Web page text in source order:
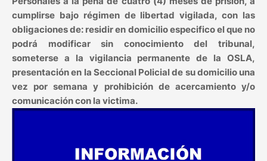
cumplirse bajo régimen de libertad vigilada, con las
obligaciones de: residir en domicilio especifico el que no
podrá modificar sin conocimiento del tribunal,
someterse a la vigilancia permanente de la OSLA,
presentación en la Seccional Policial de su domicilio una
vez por semana y prohibición de acercamiento y/o
comunicación con la victima.